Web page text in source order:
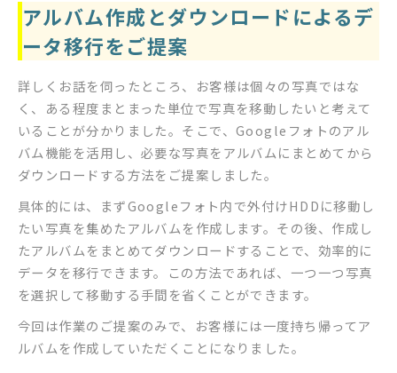
アルバム作成とダウンロードによるデ
ータ移行をご提案
詳しくお話を伺ったところ、お客様は個々の写真ではな
く、ある程度まとまった単位で写真を移動したいと考えて
いることが分かりました。そこで、Googleフォトのアル
バム機能を活用し、必要な写真をアルバムにまとめてから
ダウンロードする方法をご提案しました。
具体的には、まずGoogleフォト内で外付けHDDに移動し
たい写真を集めたアルバムを作成します。その後、作成し
たアルバムをまとめてダウンロードすることで、効率的に
データを移行できます。この方法であれば、一つ一つ写真
を選択して移動する手間を省くことができます。
今回は作業のご提案のみで、お客様には一度持ち帰ってア
ルバムを作成していただくことになりました。